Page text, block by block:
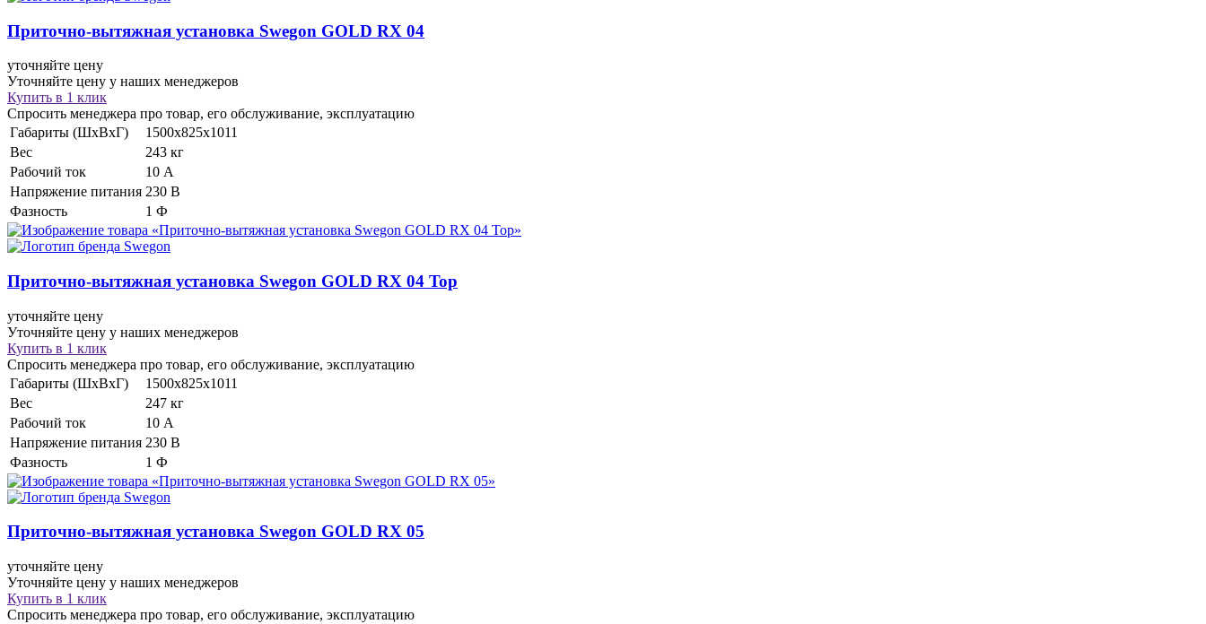
Приточно-вытяжная установка Swegon GOLD RX 04
уточняйте цену
Уточняйте цену у наших менеджеров
Купить в 1 клик
Спросить менеджера про товар, его обслуживание, эксплуатацию
Габариты (ШхВхГ)
1500x825x1011
Вес
243 кг
Рабочий ток
10 А
Напряжение питания 230 В
Фазность
1 Ф
Приточно-вытяжная установка Swegon GOLD RX 04 Top
уточняйте цену
Уточняйте цену у наших менеджеров
Купить в 1 клик
Спросить менеджера про товар, его обслуживание, эксплуатацию
Габариты (ШхВхГ)
1500x825x1011
Вес
247 кг
Рабочий ток
10 А
Напряжение питания 230 В
Фазность
1 Ф
Приточно-вытяжная установка Swegon GOLD RX 05
уточняйте цену
Уточняйте цену у наших менеджеров
Купить в 1 клик
Спросить менеджера про товар, его обслуживание, эксплуатацию